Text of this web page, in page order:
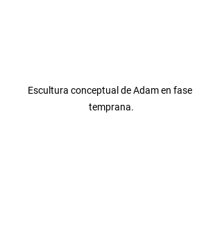
Escultura conceptual de Adam en fase
temprana.